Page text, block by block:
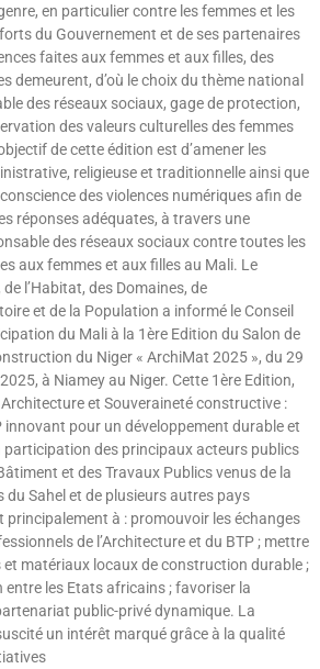
en particulier contre les femmes et les
du Gouvernement et de ses partenaires
faites aux femmes et aux filles, des
demeurent, d’où le choix du thème national
des réseaux sociaux, gage de protection,
des valeurs culturelles des femmes
de cette édition est d’amener les
religieuse et traditionnelle ainsi que
des violences numériques afin de
réponses adéquates, à travers une
des réseaux sociaux contre toutes les
aux femmes et aux filles au Mali. Le
l’Habitat, des Domaines, de
et de la Population a informé le Conseil
du Mali à la 1ère Edition du Salon de
du Niger « ArchiMat 2025 », du 29
à Niamey au Niger. Cette 1ère Edition,
Architecture et Souveraineté constructive :
innovant pour un développement durable et
participation des principaux acteurs publics
et des Travaux Publics venus de la
du Sahel et de plusieurs autres pays
principalement à : promouvoir les échanges
de l’Architecture et du BTP ; mettre
et matériaux locaux de construction durable ;
les Etats africains ; favoriser la
public-privé dynamique. La
un intérêt marqué grâce à la qualité